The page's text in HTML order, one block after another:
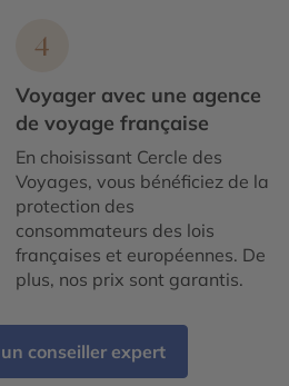
4
Voyager avec une agence
de voyage française
En choisissant Cercle des
Voyages, vous bénéficiez de la
protection des
consommateurs des lois
françaises et européennes. De
plus, nos prix sont garantis.
conseiller expert